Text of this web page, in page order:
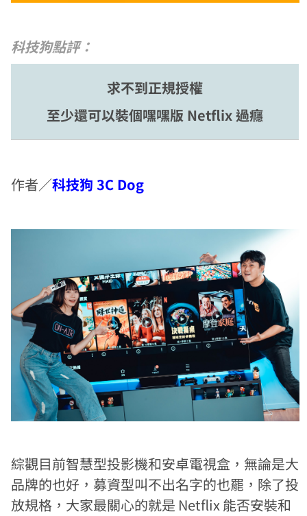
科技狗點評：
求不到正規授權
至少還可以裝個嘿嘿版 Netflix 過癮
作者／科技狗 3C Dog
綜觀目前智慧型投影機和安卓電視盒，無論是大
品牌的也好，募資型叫不出名字的也罷，除了投
放規格，大家最關心的就是 Netflix 能否安裝和